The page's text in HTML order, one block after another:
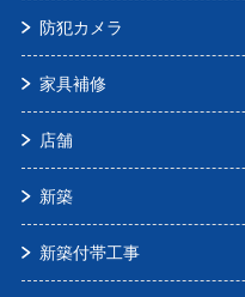
防犯カメラ
家具補修
店舗
新築
新築付帯工事